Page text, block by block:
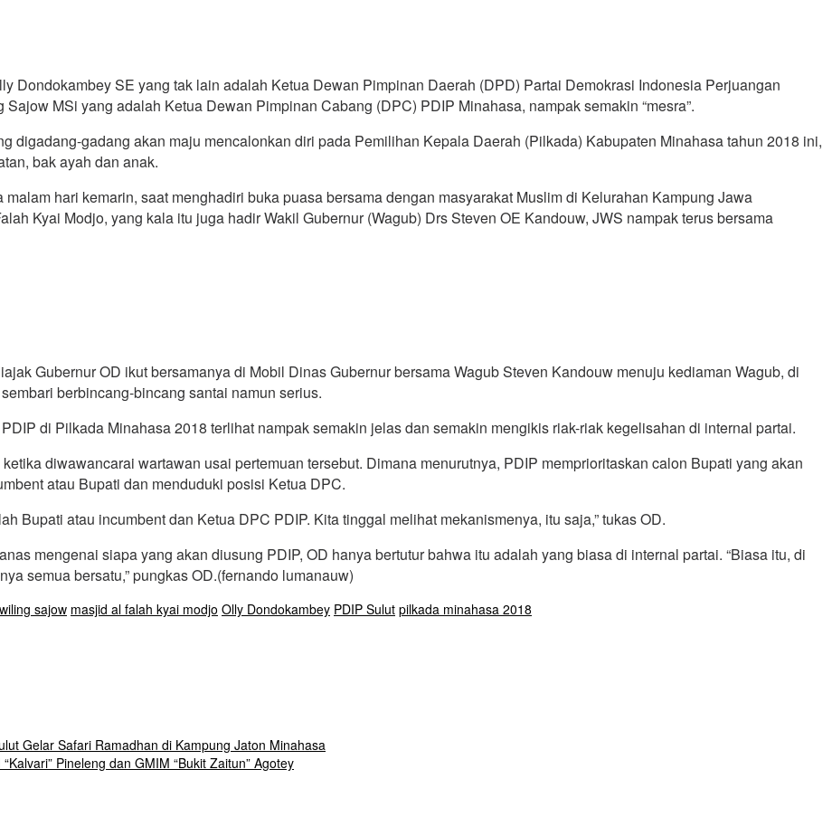
Dondokambey SE yang tak lain adalah Ketua Dewan Pimpinan Daerah (DPD) Partai Demokrasi Indonesia Perjuangan
MSi yang adalah Ketua Dewan Pimpinan Cabang (DPC) PDIP Minahasa, nampak semakin “mesra”.
digadang-gadang akan maju mencalonkan diri pada Pemilihan Kepala Daerah (Pilkada) Kabupaten Minahasa tahun 2018 ini,
bak ayah dan anak.
hari kemarin, saat menghadiri buka puasa bersama dengan masyarakat Muslim di Kelurahan Kampung Jawa
Kyai Modjo, yang kala itu juga hadir Wakil Gubernur (Wagub) Drs Steven OE Kandouw, JWS nampak terus bersama
Gubernur OD ikut bersamanya di Mobil Dinas Gubernur bersama Wagub Steven Kandouw menuju kediaman Wagub, di
berbincang-bincang santai namun serius.
di Pilkada Minahasa 2018 terlihat nampak semakin jelas dan semakin mengikis riak-riak kegelisahan di internal partai.
diwawancarai wartawan usai pertemuan tersebut. Dimana menurutnya, PDIP memprioritaskan calon Bupati yang akan
atau Bupati dan menduduki posisi Ketua DPC.
Bupati atau incumbent dan Ketua DPC PDIP. Kita tinggal melihat mekanismenya, itu saja,” tukas OD.
mengenai siapa yang akan diusung PDIP, OD hanya bertutur bahwa itu adalah yang biasa di internal partai. “Biasa itu, di
semua bersatu,” pungkas OD.(fernando lumanauw)
sajow masjid al falah kyai modjo Olly Dondokambey PDIP Sulut pilkada minahasa 2018
Gelar Safari Ramadhan di Kampung Jaton Minahasa
Pineleng dan GMIM “Bukit Zaitun” Agotey